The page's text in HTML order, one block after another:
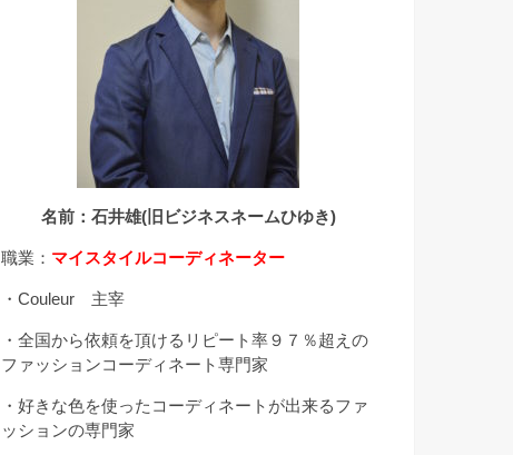
名前：石井雄(旧ビジネスネームひゆき)
職業： マイスタイルコーディネーター
・Couleur 主宰
・全国から依頼を頂けるリピート率９７％超えの
ファッションコーディネート専門家
・好きな色を使ったコーディネートが出来るファ
ッションの専門家